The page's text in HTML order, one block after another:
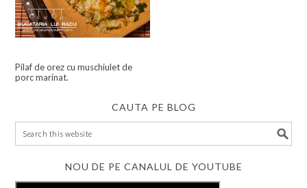
Pilaf de orez cu muschiulet de
porc marinat.
CAUTA PE BLOG
NOU DE PE CANALUL DE YOUTUBE